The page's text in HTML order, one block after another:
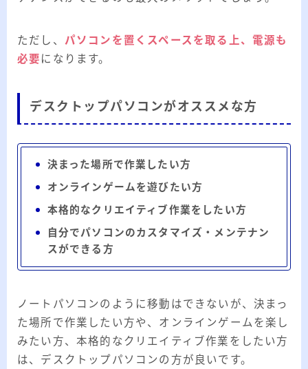
ただし、 パソコンを置くスペースを取る上、電源も
必要 になります。
デスクトップパソコンがオススメな方
決まった場所で作業したい方
オンラインゲームを遊びたい方
本格的なクリエイティブ作業をしたい方
自分でパソコンのカスタマイズ・メンテナン
スができる方
ノートパソコンのように移動はできないが、決まっ
た場所で作業したい方や、オンラインゲームを楽し
みたい方、本格的なクリエイティブ作業をしたい方
は、デスクトップパソコンの方が良いです。